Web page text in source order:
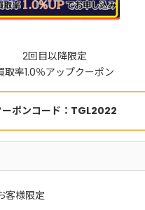
2回目以降限定
取率1.0％アップクーポン
ーポンコード：TGL2022
客様限定